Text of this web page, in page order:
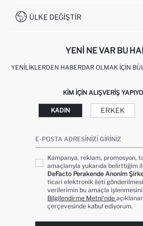
İŞLEM REHBERI
KAMPANYALAR
0850 333 22 86
ÜLKE DEĞIŞTIR
YENI NE VAR BU
YENILIKLERDEN HABERDAR OLMAK İÇIN
KIM IÇIN ALIŞVERIŞ
KADIN ERKEK
E-POSTA ADRESINIZI GIRINIZ
Kampanya, reklam, promosyon,
amaçlarıyla yukarıda belirttiğim
DeFacto Perakende Anonim
ticari elektronik ileti
verilerimin bu amaçla işlenmesini
Bilgilendirme Metni’nde
çerçevesinde kabul ediyorum.